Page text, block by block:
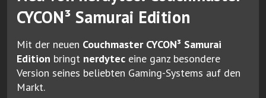
CYCON³ Samurai Edition
Mit der neuen Couchmaster CYCON³ Samurai
Edition bringt nerdytec eine ganz besondere
Version seines beliebten Gaming-Systems auf den
Markt.